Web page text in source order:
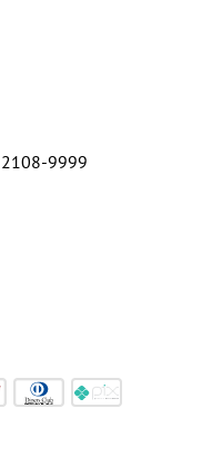
2108-9999